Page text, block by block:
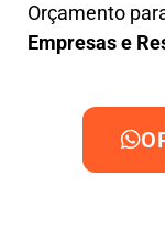
Orçamento
Empresas e